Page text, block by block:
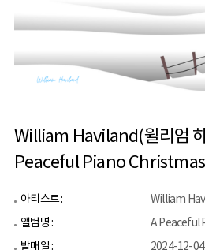
William Haviland(윌리엄
Peaceful Piano Christmas
아티스트 :
William
앨범명 :
A Peaceful
발매일 :
2024-12-04